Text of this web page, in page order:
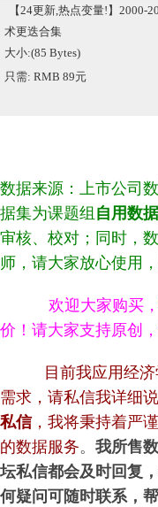
【24更新,热点变量!】2000-
术更迭合集
大小:(85 Bytes)
只需: RMB 89元
数据来源：上市公司
据集为课题组 自用数据
审核、校对；同时，
师，请大家放心使用
欢迎大家购买
价！请大家支持原创
目前我应用经
需求，请私信我详细说
私信，我将秉持着严
的数据服务。 我所售
坛私信都会及时回复
何疑问可随时联系，